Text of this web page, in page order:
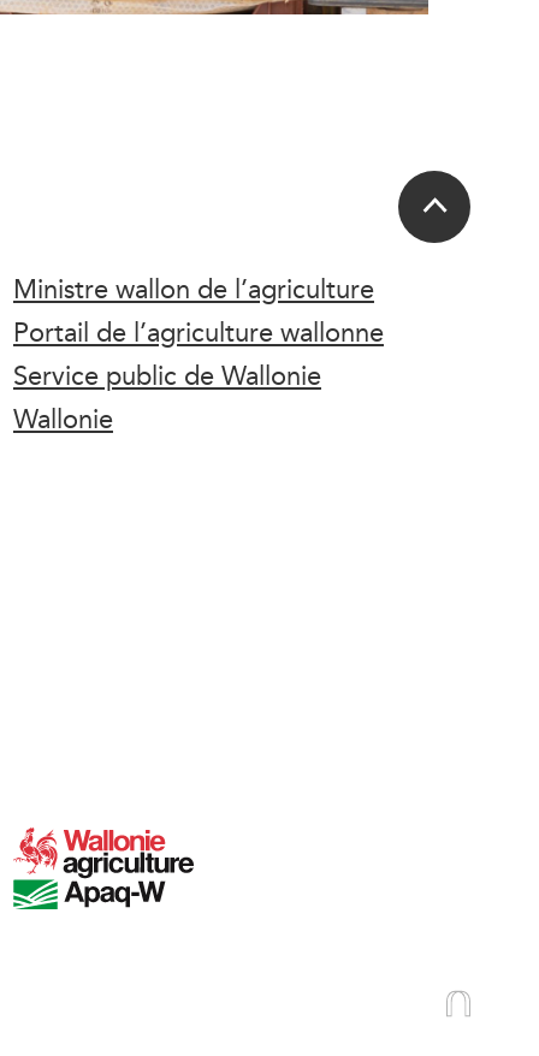
Ministre wallon de l’agriculture
Portail de l’agriculture wallonne
Service public de Wallonie
Wallonie